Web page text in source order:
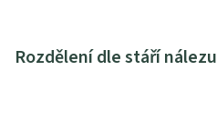
Rozdělení dle stáří nálezu